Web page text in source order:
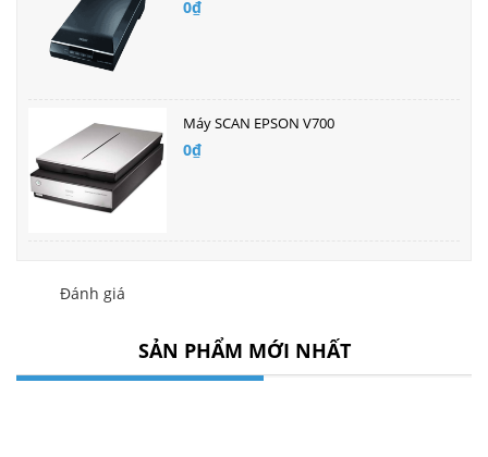
0₫
Máy SCAN EPSON V700
0₫
Đánh giá
SẢN PHẨM MỚI NHẤT